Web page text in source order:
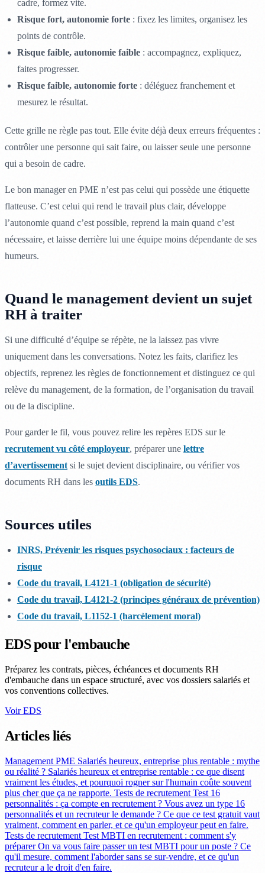
cadre, formez vite.
Risque fort, autonomie forte: fixez les limites, organisez les
points de contrôle.
Risque faible, autonomie faible: accompagnez, expliquez,
faites progresser.
Risque faible, autonomie forte: déléguez franchement et
mesurez le résultat.
Cette grille ne règle pas tout. Elle évite déjà deux erreurs fréquentes :
contrôler une personne qui sait faire, ou laisser seule une personne
qui a besoin de cadre.
Le bon manager en PME n’est pas celui qui possède une étiquette
flatteuse. C’est celui qui rend le travail plus clair, développe
l’autonomie quand c’est possible, reprend la main quand c’est
nécessaire, et laisse derrière lui une équipe moins dépendante de ses
humeurs.
Quand le management devient un sujet
RH à traiter
Si une difficulté d’équipe se répète, ne la laissez pas vivre
uniquement dans les conversations. Notez les faits, clarifiez les
objectifs, reprenez les règles de fonctionnement et distinguez ce qui
relève du management, de la formation, de l’organisation du travail
ou de la discipline.
Pour garder le fil, vous pouvez relire les repères EDS sur le
recrutement vu côté employeur, préparer une lettre
d’avertissement si le sujet devient disciplinaire, ou vérifier vos
documents RH dans les outils EDS.
Sources utiles
INRS, Prévenir les risques psychosociaux : facteurs de
risque
Code du travail, L4121-1 (obligation de sécurité)
Code du travail, L4121-2 (principes généraux de prévention)
Code du travail, L1152-1 (harcèlement moral)
EDS pour l'embauche
Préparez les contrats, pièces, échéances et documents RH
d'embauche dans un espace structuré, avec vos dossiers salariés et
vos conventions collectives.
Voir EDS
Articles liés
Management PME Salariés heureux, entreprise plus rentable : mythe
ou réalité ? Salariés heureux et entreprise rentable : ce que disent
vraiment les études, et pourquoi rogner sur l'humain coûte souvent
plus cher que ça ne rapporte. Tests de recrutement Test 16
personnalités : ça compte en recrutement ? Vous avez un type 16
personnalités et un recruteur le demande ? Ce que ce test gratuit vaut
vraiment, comment en parler, et ce qu'un employeur peut en faire.
Tests de recrutement Test MBTI en recrutement : comment s'y
préparer On va vous faire passer un test MBTI pour un poste ? Ce
qu'il mesure, comment l'aborder sans se sur-vendre, et ce qu'un
recruteur a le droit d'en faire.